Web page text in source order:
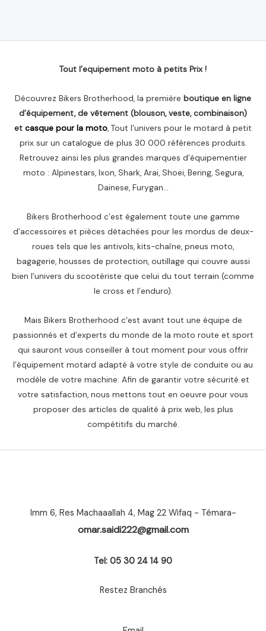
Tout l’equipement moto à petits Prix !
Découvrez Bikers Brotherhood, la première boutique en ligne
d’équipement, de vêtement (blouson, veste, combinaison)
et casque pour la moto, Tout l’univers pour le motard à petit
prix sur un catalogue de plus 30 000 références produits.
Retrouvez ainsi les plus grandes marques d’équipementier
moto : Alpinestars, Ixon, Shark, Arai, Shoei, Bering, Segura,
Dainese, Furygan…
Bikers Brotherhood c’est également toute une gamme
d’accessoires et pièces détachées pour les mordus de deux-
roues tels que les antivols, kits-chaîne, pneus moto,
bagagerie, housses de protection, outillage qui couvre aussi
bien l’univers du scootériste que celui du tout terrain (comme
le cross et l’enduro).
Mais Bikers Brotherhood c’est avant tout une équipe de
passionnés et d’experts du monde de la moto route et sport
qui sauront vous conseiller à tout moment pour vous offrir
l’équipement motard adapté à votre style de conduite ou au
modèle de votre machine. Afin de garantir votre sécurité et
votre satisfaction, nous mettons tout en oeuvre pour vous
proposer des articles de qualité à prix web, les plus
compétitifs du marché.
Imm 6, Res Machaaallah 4, Mag 22 Wifaq - Témara-
omar.saidi222@gmail.com
Tel: 05 30 24 14 90
Restez Branchés